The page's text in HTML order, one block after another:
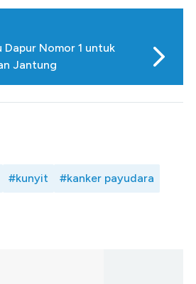
Dapur Nomor 1 untuk
Jantung
#kunyit #kanker payudara